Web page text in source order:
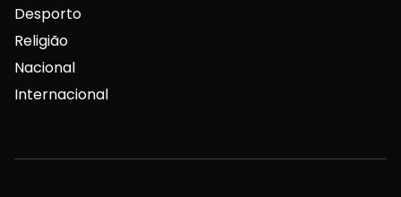
Desporto
Religião
Nacional
Internacional